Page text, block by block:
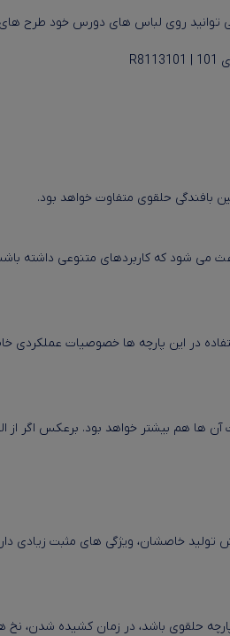
می توانید روی لباس های دورس خود طرح
بافندگی حلقوی متفاوت خواهد بود.
شود که کاربردهای متنوعی داشته
در این پارچه ها خصوصیات عملکردی
ها هم بیشتر خواهد بود. برعکس اگر
خاصشان، ویژگی های مثبت زیادی
پارچه حلقوی باشد، در زمان کشیده